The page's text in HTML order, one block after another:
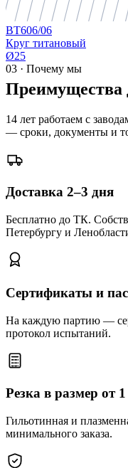
ВТ606/06
Круг титановый
Ø25
03 · Почему мы
Преимущества
14 лет работаем с
— сроки, документы и
Доставка 2–3 дня
Бесплатно до ТК.
Петербургу и
Сертификаты и
На каждую партию —
протокол испытаний.
Резка в размер от
Гильотинная и
минимального заказа.